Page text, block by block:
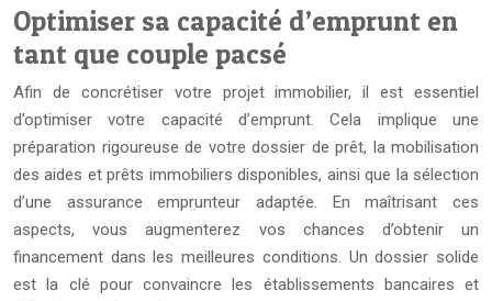
Optimiser sa capacité d’emprunt en
tant que couple pacsé
Afin de concrétiser votre projet immobilier, il est essentiel
d’optimiser votre capacité d’emprunt. Cela implique une
préparation rigoureuse de votre dossier de prêt, la mobilisation
des aides et prêts immobiliers disponibles, ainsi que la sélection
d’une assurance emprunteur adaptée. En maîtrisant ces
aspects, vous augmenterez vos chances d’obtenir un
financement dans les meilleures conditions. Un dossier solide
est la clé pour convaincre les établissements bancaires et